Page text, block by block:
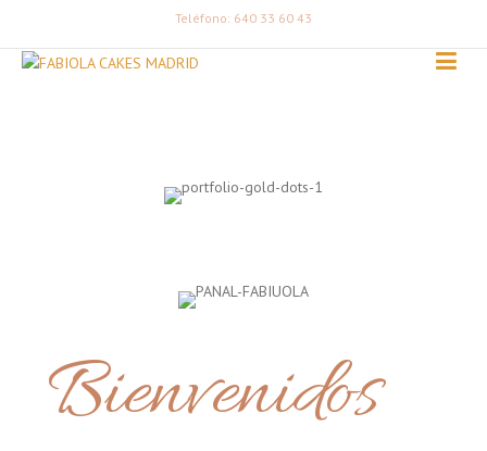
Teléfono: 640 33 60 43
Bienvenidos